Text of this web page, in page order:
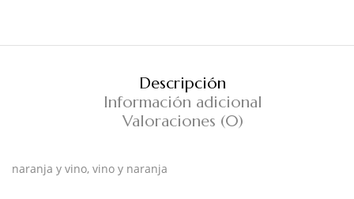
Descripción
Información adicional
Valoraciones (0)
naranja y vino, vino y naranja